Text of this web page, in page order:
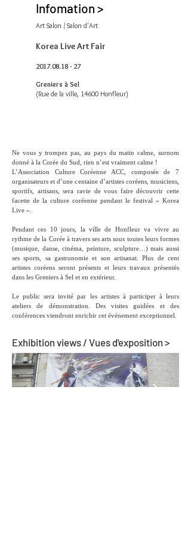
Infomation >
Art Salon / Salon d'Art
Korea Live Art Fair
2017.08.18 - 27
Greniers à Sel
(Rue de la ville, 14600 Honfleur)
Ne vous y trompez pas, au pays du matin calme, surnom
donné à la Corée du Sud, rien n’est vraiment calme !
L’Association Culture Coréenne ACC, composée de 7
organisateurs et d’une centaine d’artistes coréens, musiciens,
sportifs, artisans, sera ravie de vous faire découvrir cette
facette de la culture coréenne pendant le festival « Korea
Live ».
Pendant ces 10 jours, la ville de Honfleur va vivre au
rythme de la Corée à travers ses arts sous toutes leurs formes
(musique, danse, cinéma, peinture, sculpture…) mais aussi
ses sports, sa gastronomie et son artisanat. Plus de cent
artistes coréens seront présents et leurs travaux présentés
dans les Greniers à Sel et en extérieur.
Le public sera invité par les artistes à participer à leurs
ateliers de démonstration. Des visites guidées et des
conférences viendront enrichir cet événement exceptionnel.
Exhibition views / Vues d'exposition >